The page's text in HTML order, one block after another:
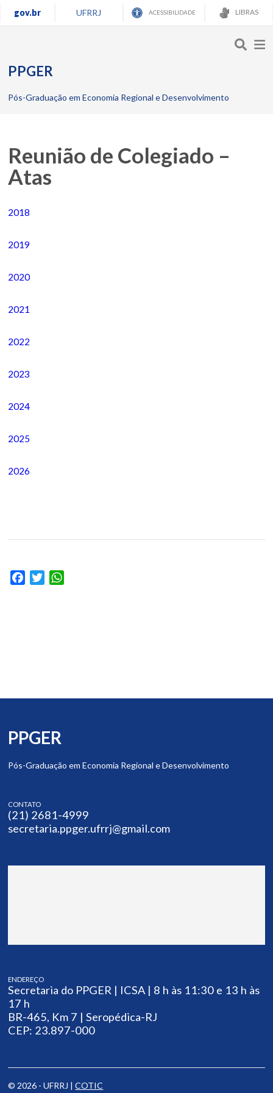
gov.br UFRRJ ACESSIBILIDADE LIBRAS
PPGER
Pós-Graduação em Economia Regional e Desenvolvimento
Reunião de Colegiado –
Atas
2018
2019
2020
2021
2022
2023
2024
2025
2026
Facebook
Twitter
PPGER
Pós-Graduação em Economia Regional e Desenvolvimento
CONTATO
(21) 2681-4999
secretaria.ppger.ufrrj@gmail.com
ENDEREÇO
Secretaria do PPGER | ICSA | 8 h às 11:30 e 13 h às
17 h
BR-465, Km 7 | Seropédica-RJ
CEP: 23.897-000
© 2026 - UFRRJ |COTIC